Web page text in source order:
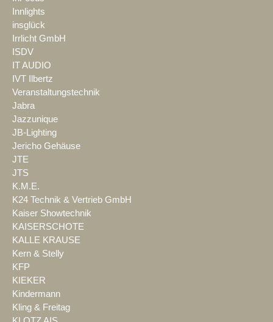
Innlights
insglück
Irrlicht GmbH
ISDV
IT AUDIO
IVT Ilbertz
Veranstaltungstechnik
Jabra
Jazzunique
JB-Lighting
Jericho Gehäuse
JTE
JTS
K.M.E.
K24 Technik & Vertrieb GmbH
Kaiser Showtechnik
KAISERSCHOTE
KALLE KRAUSE
Kern & Stelly
KFP
KIEKER
Kindermann
Kling & Freitag